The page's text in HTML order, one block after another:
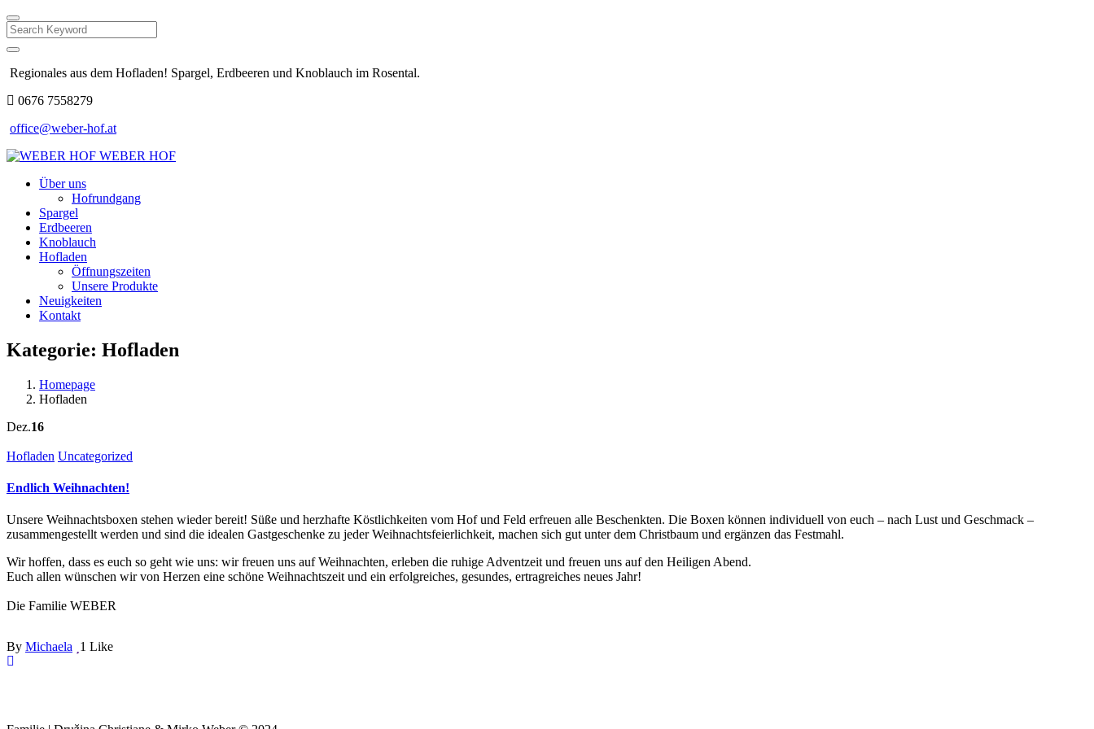
Search
Regionales aus dem Hofladen! Spargel, Erdbeeren und Knoblauch im Rosental.
0676 7558279
office@weber-hof.at
WEBER HOF
Über uns
Hofrundgang
Spargel
Erdbeeren
Knoblauch
Hofladen
Öffnungszeiten
Unsere Produkte
Neuigkeiten
Kontakt
Kategorie: Hofladen
Homepage
Hofladen
Dez.16
Hofladen Uncategorized
Endlich Weihnachten!
Unsere Weihnachtsboxen stehen wieder bereit! Süße und herzhafte Köstlichkeiten vom Hof und Feld erfreuen alle Beschenkten. Die Boxen können individuell von euch – nach Lust und Geschmack –
zusammengestellt werden und sind die idealen Gastgeschenke zu jeder Weihnachtsfeierlichkeit, machen sich gut unter dem Christbaum und ergänzen das Festmahl.
Wir hoffen, dass es euch so geht wie uns: wir freuen uns auf Weihnachten, erleben die ruhige Adventzeit und freuen uns auf den Heiligen Abend.
Euch allen wünschen wir von Herzen eine schöne Weihnachtszeit und ein erfolgreiches, gesundes, ertragreiches neues Jahr!
Die Familie WEBER
By Michaela 1 Like